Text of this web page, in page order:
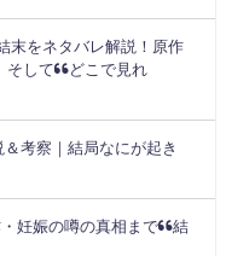
をネタバレ解説！原作
そして“どこで見れ
考察｜結局なにが起き
妊娠の噂の真相まで“結